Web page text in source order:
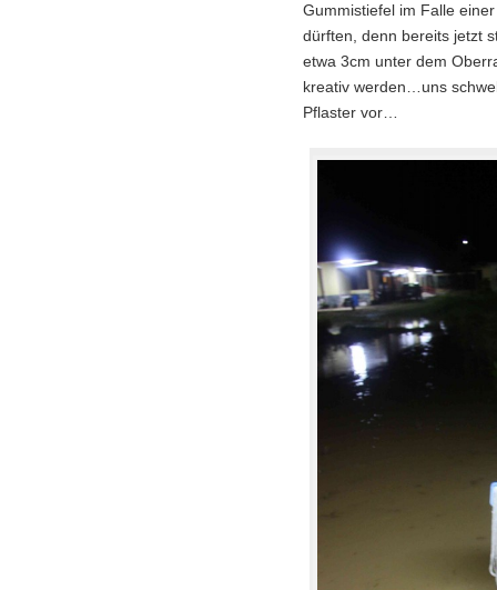
Gummistiefel im Falle
dürften, denn bereits jetzt
etwa 3cm unter dem
kreativ werden…uns
Pflaster vor…